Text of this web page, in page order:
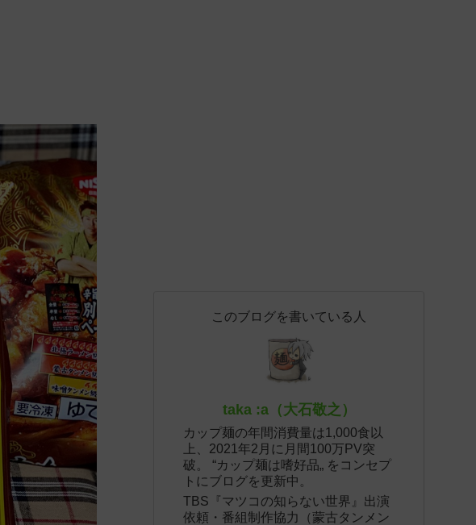
このブログを書いている人
taka :a（大石敬之）
カップ麺の年間消費量は1,000食以
上、2021年2月に月間100万PV突
破。 “カップ麺は嗜好品„ をコンセプ
トにブログを更新中。
TBS『マツコの知らない世界』出演
依頼・番組制作協力（蒙古タンメン